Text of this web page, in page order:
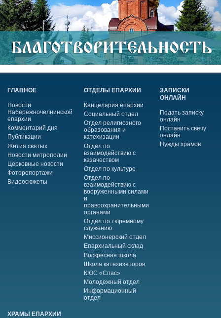
ГЛАВНОЕ
Новости
Набережночелнинской
епархии
Комментарий дня
Публикации
Жития святых
Новости митрополии
Церковные новости
Фоторепортажи
Видеосюжеты
ОТДЕЛЫ ЕПАРХИИ
Канцелярия епархии
Социальный отдел
Отдел религиозного
образования и
катехизации
Отдел по
взаимодействию с
казачеством
Отдел по культуре
Отдел по
взаимодействию с
вооруженными силами
и
правоохранительными
органами
Отдел по тюремному
служению
Миссионерский отдел
Епархиальный склад
Воскресная школа
Школа катехизаторов
КЮС «Спас»
Молодежный отдел
Информационный
отдел
ЗАПИСКИ
ОНЛАЙН
Подать записку
онлайн
Поставить свечу
онлайн
Нужды храмов
ХРАМЫ ЕПАРХИИ